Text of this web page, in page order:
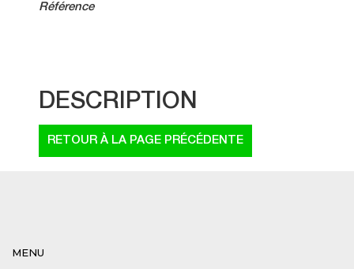
Référence
DESCRIPTION
MENU